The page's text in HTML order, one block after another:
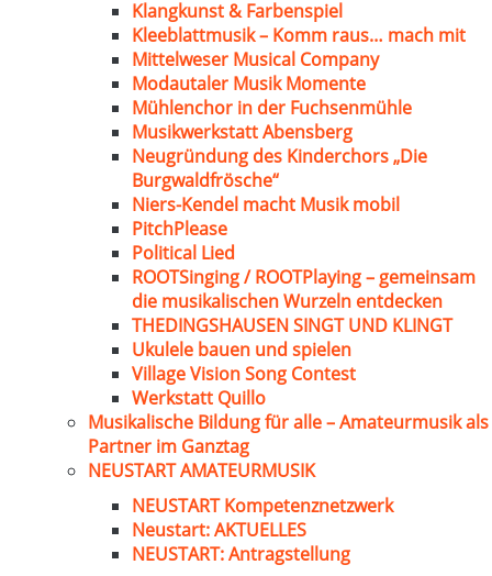
Klangkunst & Farbenspiel
Kleeblattmusik – Komm raus… mach mit
Mittelweser Musical Company
Modautaler Musik Momente
Mühlenchor in der Fuchsenmühle
Musikwerkstatt Abensberg
Neugründung des Kinderchors „Die
Burgwaldfrösche“
Niers-Kendel macht Musik mobil
PitchPlease
Political Lied
ROOTSinging / ROOTPlaying – gemeinsam
die musikalischen Wurzeln entdecken
THEDINGSHAUSEN SINGT UND KLINGT
Ukulele bauen und spielen
Village Vision Song Contest
Werkstatt Quillo
Musikalische Bildung für alle – Amateurmusik als
Partner im Ganztag
NEUSTART AMATEURMUSIK
NEUSTART Kompetenznetzwerk
Neustart: AKTUELLES
NEUSTART: Antragstellung